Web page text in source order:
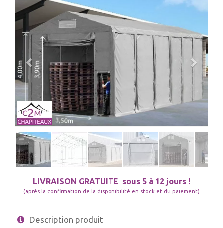
LIVRAISON GRATUITE sous 5 à 12 jours !
(après la confirmation de la disponibilité en stock et du paiement)
Description produit